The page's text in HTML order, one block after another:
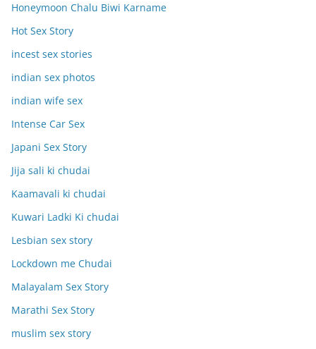
Honeymoon Chalu Biwi Karname
Hot Sex Story
incest sex stories
indian sex photos
indian wife sex
Intense Car Sex
Japani Sex Story
Jija sali ki chudai
Kaamavali ki chudai
Kuwari Ladki Ki chudai
Lesbian sex story
Lockdown me Chudai
Malayalam Sex Story
Marathi Sex Story
muslim sex story